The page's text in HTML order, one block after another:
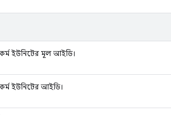
ইউনিটের মূল আইডি।
ইউনিটের আইডি।